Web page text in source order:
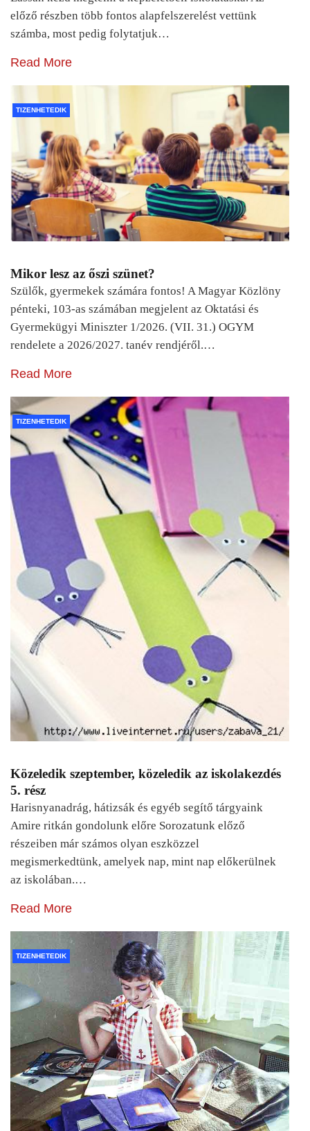
előző részben több fontos alapfelszerelést vettünk
számba, most pedig folytatjuk…
Read More
TIZENHETEDIK
Mikor lesz az őszi szünet?
Szülők, gyermekek számára fontos! A Magyar Közlöny
pénteki, 103-as számában megjelent az Oktatási és
Gyermekügyi Miniszter 1/2026. (VII. 31.) OGYM
rendelete a 2026/2027. tanév rendjéről.…
Read More
TIZENHETEDIK
Közeledik szeptember, közeledik az iskolakezdés
5. rész
Harisnyanadrág, hátizsák és egyéb segítő tárgyaink
Amire ritkán gondolunk előre Sorozatunk előző
részeiben már számos olyan eszközzel
megismerkedtünk, amelyek nap, mint nap előkerülnek
az iskolában.…
Read More
TIZENHETEDIK